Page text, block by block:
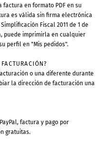
factura en formato PDF en su
es válida sin firma electrónica
Fiscal 2011 de 1 de
puede imprimirla en cualquier
perfil en "Mis pedidos".
o una diferente durante
la dirección de facturación una
factura y pago por
gratuitas.